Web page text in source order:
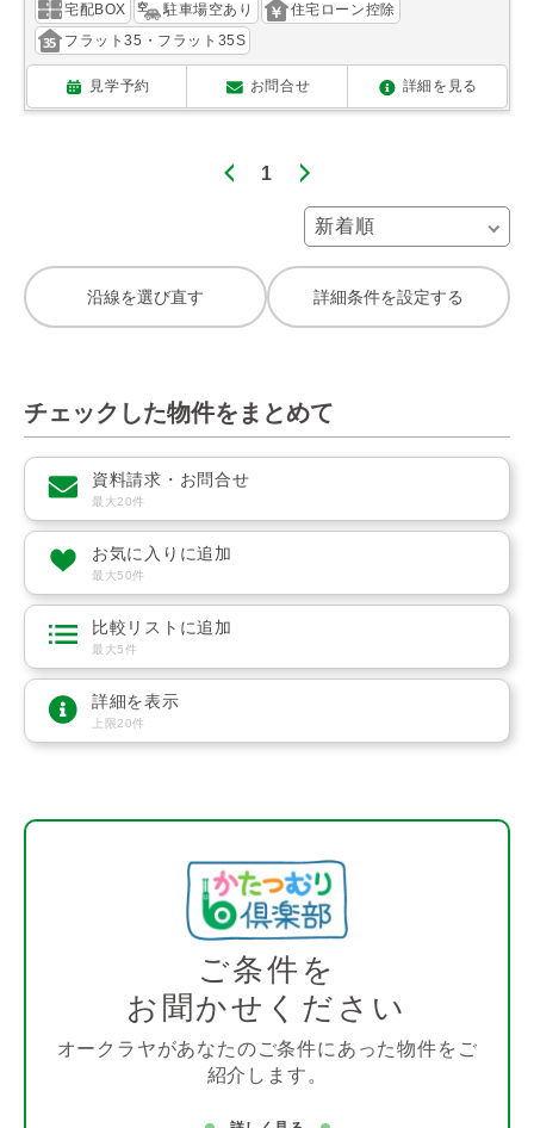
宅配BOX
駐車場空あり
住宅ローン控除
フラット35・フラット35S
見学予約 お問合せ 詳細を見る
1
沿線を選び直す 詳細条件を設定する
チェックした物件をまとめて
資料請求・お問合せ
最大20件
お気に入りに追加
最大50件
比較リストに追加
最大5件
詳細を表示
上限20件
ご条件を
お聞かせください
オークラヤがあなたのご条件にあった物件をご
紹介します。